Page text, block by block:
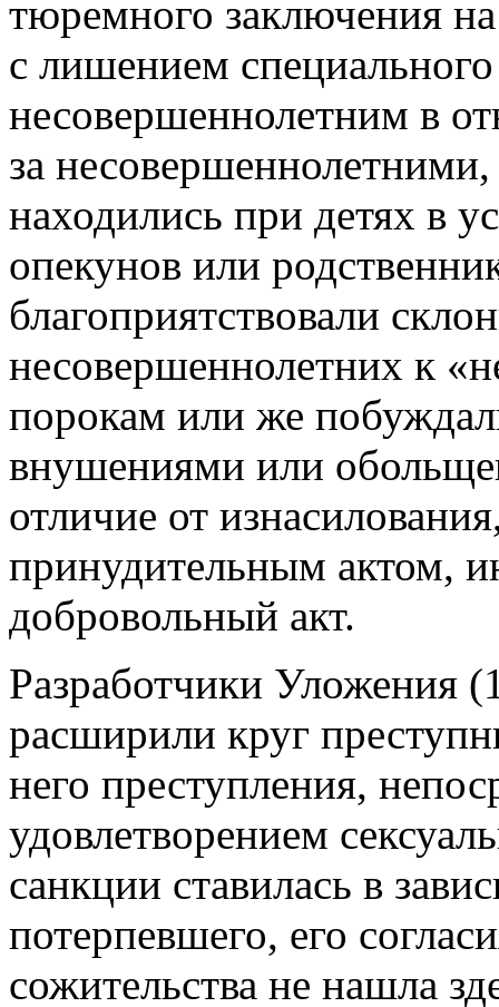
тюремного заключения
с лишением
несовершеннолетним в
за
находились при детях в
опекунов или
благоприятствовали
несовершеннолетних к
порокам или же
внушениями или
отличие от
принудительным актом,
добровольный акт.
Разработчики Уложения
расширили круг
него преступления,
удовлетворением
санкции ставилась в
потерпевшего, его
сожительства не нашла